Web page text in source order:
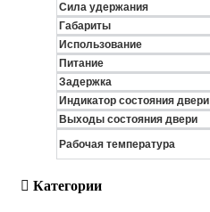
Сила удержания
Габариты
Использование
Питание
Задержка
Индикатор состояния двери
Выходы состояния двери
Рабочая температура
Категории